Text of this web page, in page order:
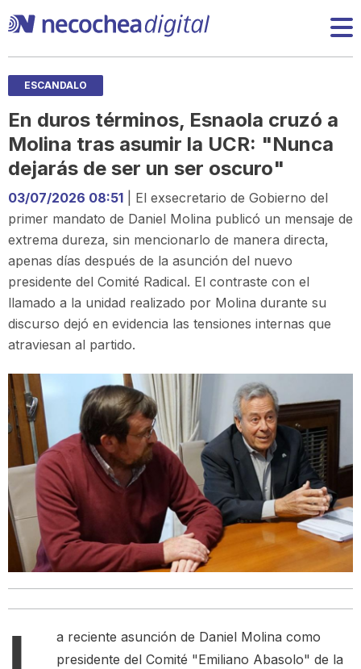
ESCANDALO
En duros términos, Esnaola cruzó a
Molina tras asumir la UCR: "Nunca
dejarás de ser un ser oscuro"
03/07/2026 08:51 | El exsecretario de Gobierno del
primer mandato de Daniel Molina publicó un mensaje de
extrema dureza, sin mencionarlo de manera directa,
apenas días después de la asunción del nuevo
presidente del Comité Radical. El contraste con el
llamado a la unidad realizado por Molina durante su
discurso dejó en evidencia las tensiones internas que
atraviesan al partido.
a reciente asunción de Daniel Molina como
presidente del Comité "Emiliano Abasolo" de la